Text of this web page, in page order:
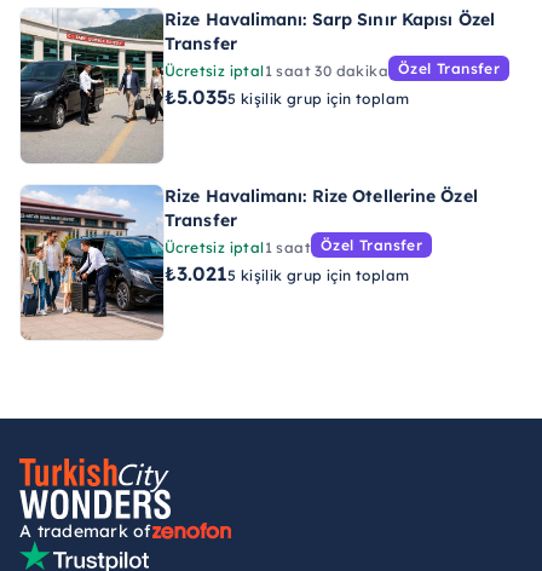
Rize Havalimanı: Sarp Sınır Kapısı Özel
Transfer
Ücretsiz iptal1 saat 30 dakika Özel Transfer
₺5.0355 kişilik grup için toplam
Rize Havalimanı: Rize Otellerine Özel
Transfer
Ücretsiz iptal1 saat Özel Transfer
₺3.0215 kişilik grup için toplam
A trademark of